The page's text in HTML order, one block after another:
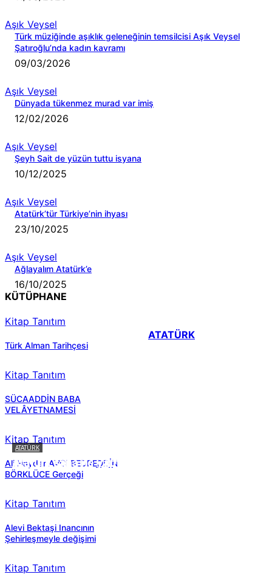
Aşık Veysel
Türk müziğinde aşıklık geleneğinin temsilcisi Aşık Veysel
Şatıroğlu’nda kadın kavramı
09/03/2026
Aşık Veysel
Dünyada tükenmez murad var imiş
12/02/2026
Aşık Veysel
Şeyh Sait de yüzün tuttu isyana
10/12/2025
Aşık Veysel
Atatürk’tür Türkiye’nin ihyası
23/10/2025
Aşık Veysel
Ağlayalım Atatürk’e
16/10/2025
KÜTÜPHANE
Kitap Tanıtım
Türk Alman Tarihçesi
Kitap Tanıtım
SÜCAADDİN BABA
VELÂYETNAMESİ
Kitap Tanıtım
Ali Haydar AVCI BEDREDDİN
BÖRKLÜCE Gerçeği
Kitap Tanıtım
Alevi Bektaşi Inancının
Şehirleşmeyle değişimi
Kitap Tanıtım
ATATÜRK
ATATÜRK
Atatürk sana ne yaptı?